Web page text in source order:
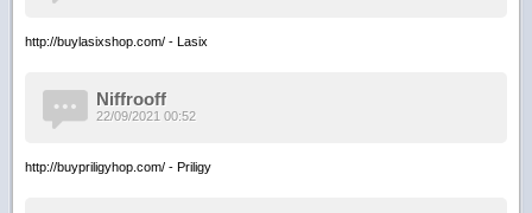
http://buylasixshop.com/ - Lasix
Niffrooff
http://buypriligyhop.com/ - Priligy
22/09/2021 00:52